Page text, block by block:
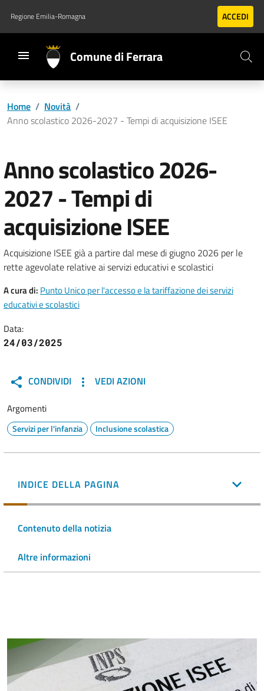
Vai al contenuto principale
Vai al footer
Regione Emilia-Romagna ACCEDI
Comune di Ferrara
Home / Novità /
Anno scolastico 2026-2027 - Tempi di acquisizione ISEE
Anno scolastico 2026-
2027 - Tempi di
acquisizione ISEE
Acquisizione ISEE già a partire dal mese di giugno 2026 per le
rette agevolate relative ai servizi educativi e scolastici
A cura di: Punto Unico per l'accesso e la tariffazione dei servizi
educativi e scolastici
Data:
24/03/2025
CONDIVIDI VEDI AZIONI
Argomenti
Servizi per l'infanzia Inclusione scolastica
INDICE DELLA PAGINA
Contenuto della notizia
Altre informazioni